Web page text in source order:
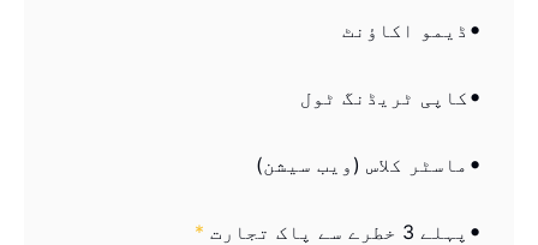
ڈیمو اکاؤنٹ
کاپی ٹریڈنگ ٹول
ماسٹر کلاس (ویب سیشن)
پہلے 3 خطرے سے پاک تجارت *